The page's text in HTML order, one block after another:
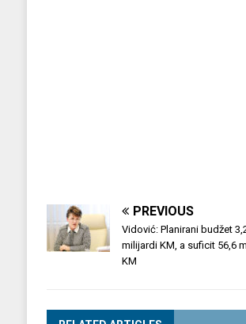
PREVIOUS
Vidović: Planirani budžet
milijardi KM, a suficit 56,6
KM